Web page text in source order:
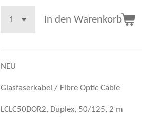
In den Warenkorb
NEU
Glasfaserkabel / Fibre Optic Cable
LCLC50DOR2, Duplex, 50/125, 2 m